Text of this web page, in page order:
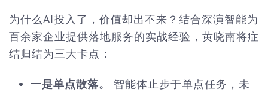
为什么AI投入了，价值却出不来？结合深演智能为
百余家企业提供落地服务的实战经验，黄晓南将症
结归结为三大卡点：
一是单点散落。
智能体止步于单点任务，未